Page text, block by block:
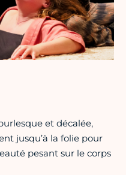
et décalée,
jusqu’à la folie pour
pesant sur le corps